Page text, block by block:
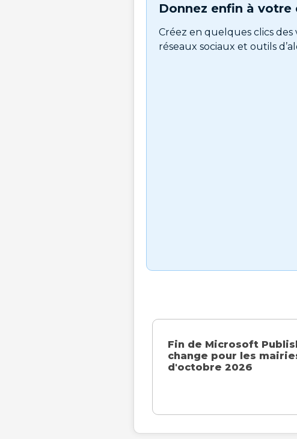
Donnez enfin à
Créez en quelques clics
réseaux sociaux et outils
Fin de Microsoft
change pour les
d'octobre 2026